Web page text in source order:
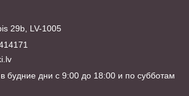
29b, LV-1005
будние дни с 9:00 до 18:00 и по субботам